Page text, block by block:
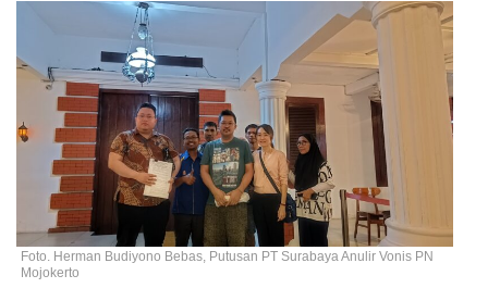
Foto. Herman Budiyono Bebas, Putusan PT Surabaya Anulir Vonis PN
Mojokerto